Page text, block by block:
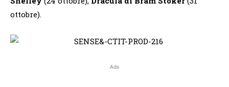
ottobre).
Ads